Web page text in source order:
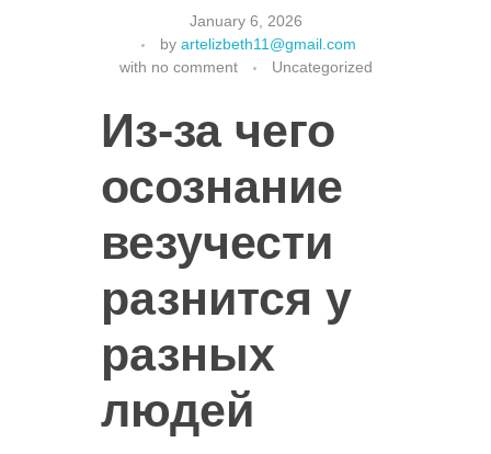
January 6, 2026
by artelizbeth11@gmail.com
with no comment Uncategorized
Из-за чего
осознание
везучести
разнится у
разных
людей